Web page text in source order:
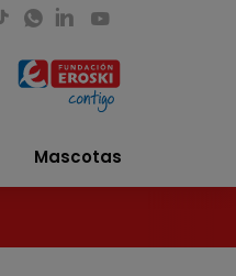
Mascotas